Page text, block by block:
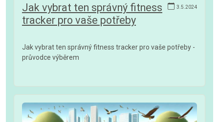
3.5.2024
Jak vybrat ten správný fitness
tracker pro vaše potřeby
Jak vybrat ten správný fitness tracker pro vaše potřeby -
průvodce výběrem